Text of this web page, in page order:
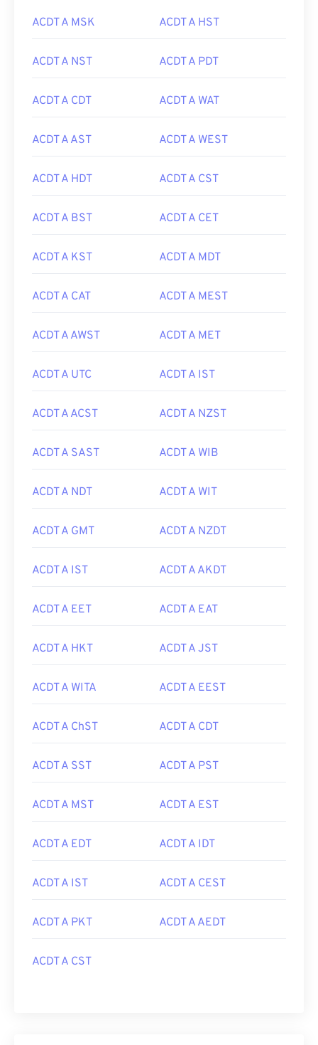
ACDT A MSK ACDT A HST
ACDT A NST ACDT A PDT
ACDT A CDT ACDT A WAT
ACDT A AST ACDT A WEST
ACDT A HDT ACDT A CST
ACDT A BST ACDT A CET
ACDT A KST ACDT A MDT
ACDT A CAT ACDT A MEST
ACDT A AWST ACDT A MET
ACDT A UTC ACDT A IST
ACDT A ACST ACDT A NZST
ACDT A SAST ACDT A WIB
ACDT A NDT ACDT A WIT
ACDT A GMT ACDT A NZDT
ACDT A IST ACDT A AKDT
ACDT A EET ACDT A EAT
ACDT A HKT ACDT A JST
ACDT A WITA ACDT A EEST
ACDT A ChST ACDT A CDT
ACDT A SST ACDT A PST
ACDT A MST ACDT A EST
ACDT A EDT ACDT A IDT
ACDT A IST ACDT A CEST
ACDT A PKT ACDT A AEDT
ACDT A CST